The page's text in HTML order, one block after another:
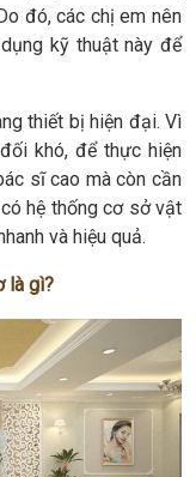
đó, các chị em nên
kỹ thuật này để
thiết bị hiện đại. Vì
khó, để thực hiện
sĩ cao mà còn cần
hệ thống cơ sở vật
và hiệu quả.
là gì?